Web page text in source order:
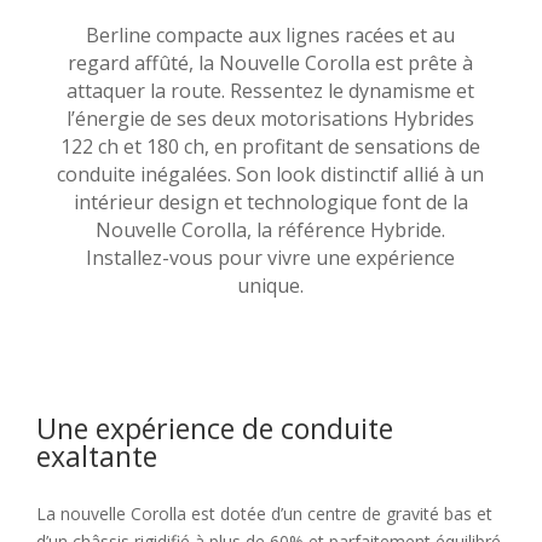
Berline compacte aux lignes racées et au
regard affûté, la Nouvelle Corolla est prête à
attaquer la route. Ressentez le dynamisme et
l’énergie de ses deux motorisations Hybrides
122 ch et 180 ch, en profitant de sensations de
conduite inégalées. Son look distinctif allié à un
intérieur design et technologique font de la
Nouvelle Corolla, la référence Hybride.
Installez-vous pour vivre une expérience
unique.
Une expérience de conduite
exaltante
La nouvelle Corolla est dotée d’un centre de gravité bas et